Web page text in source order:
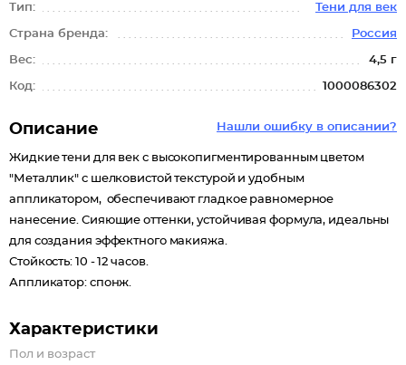
Тип: Тени для век
Страна бренда: Россия
Вес: 4,5 г
Код: 1000086302
Нашли ошибку в описании?
Описание
Жидкие тени для век с высокопигментированным цветом
"Металлик" с шелковистой текстурой и удобным
аппликатором, обеспечивают гладкое равномерное
нанесение. Сияющие оттенки, устойчивая формула, идеальны
для создания эффектного макияжа.
Стойкость: 10 - 12 часов.
Аппликатор: спонж.
Характеристики
Пол и возраст